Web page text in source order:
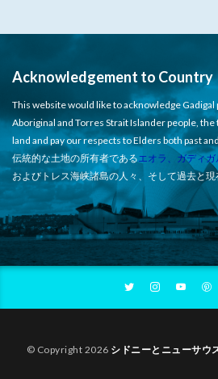
Acknowledgement to Country
This website would like to acknowledge Gadigal
Aboriginal and Torres Strait Islander people,
land and pay our respects to Elders both past
伝統的な土地の所有者であるエオラ、ガディガ
およびトレス海峡諸島の人々、そして過去と現
© Copyright 2026 シドニーとニューサウ